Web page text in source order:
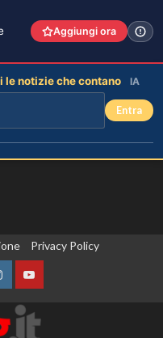
Privacy Policy
YouTube
Aggiungi ora
le notizie che contano IA
Entra